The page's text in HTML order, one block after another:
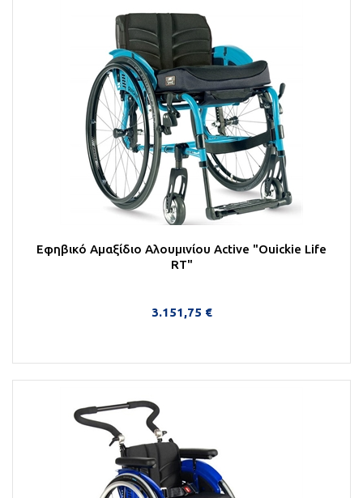
Εφηβικό Αμαξίδιο Αλουμινίου Αctive "Ouickie Life
RΤ"
3.151,75 €